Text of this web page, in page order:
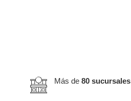
Más de 80 sucursales